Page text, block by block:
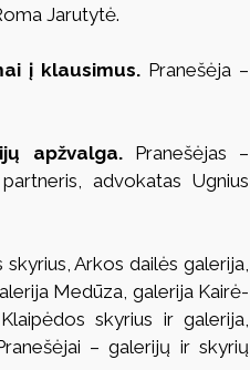
Jarutytė.
į klausimus. Pranešėja –
apžvalga. Pranešėjas –
advokatas Ugnius
skyrius, Arkos dailės galerija,
Medūza, galerija Kairė-
skyrius ir galerija,
– galerijų ir skyrių